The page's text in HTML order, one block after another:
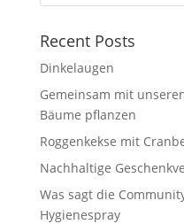
Recent Posts
Dinkelaugen
Gemeinsam mit
Bäume pflanzen
Roggenkekse mit
Nachhaltige
Was sagt die
Hygienespray